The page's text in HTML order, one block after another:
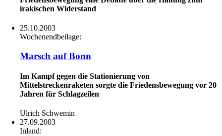
irakischen Widerstand
25.10.2003
Wochenendbeilage:
Marsch auf Bonn
Im Kampf gegen die Stationierung von
Mittelstreckenraketen sorgte die Friedensbewegung vor 20
Jahren für Schlagzeilen
Ulrich Schwemin
27.09.2003
Inland: